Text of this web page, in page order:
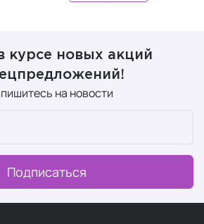
курсе новых акций
на новости
Подписаться